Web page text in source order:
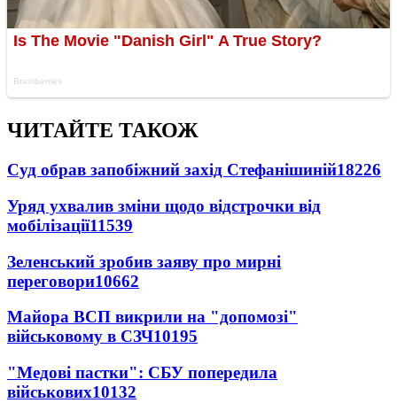
ЧИТАЙТЕ ТАКОЖ
Суд обрав запобіжний захід Стефанішиній18226
Уряд ухвалив зміни щодо відстрочки від
мобілізації11539
Зеленський зробив заяву про мирні
переговори10662
Майора ВСП викрили на "допомозі"
військовому в СЗЧ10195
"Медові пастки": СБУ попередила
військових10132